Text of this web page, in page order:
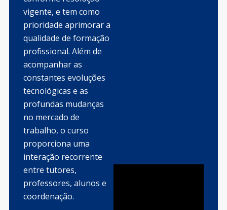
vigente, e tem como
prioridade aprimorar a
qualidade de formação
profissional. Além de
acompanhar as
constantes evoluções
tecnológicas e as
profundas mudanças
no mercado de
trabalho, o curso
proporciona uma
interação recorrente
entre tutores,
professores, alunos e
coordenação.